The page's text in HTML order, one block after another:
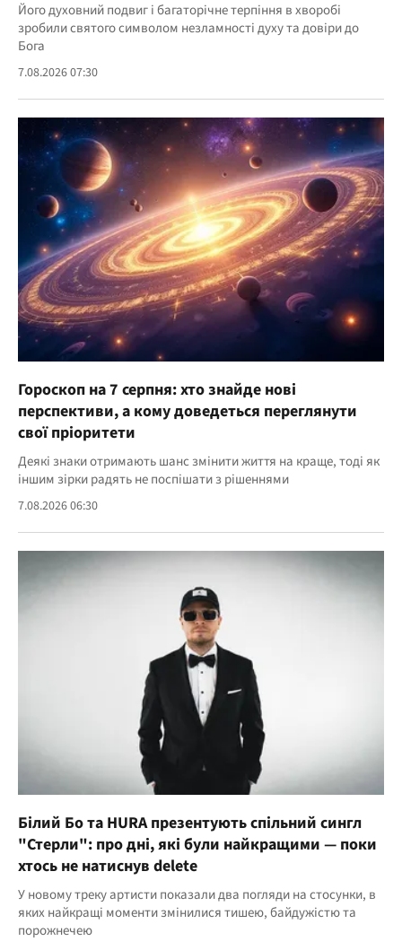
Його духовний подвиг і багаторічне терпіння в хворобі
зробили святого символом незламності духу та довіри до
Бога
7.08.2026 07:30
Гороскоп на 7 серпня: хто знайде нові
перспективи, а кому доведеться переглянути
свої пріоритети
Деякі знаки отримають шанс змінити життя на краще, тоді як
іншим зірки радять не поспішати з рішеннями
7.08.2026 06:30
Білий Бо та HURA презентують спільний сингл
"Стерли": про дні, які були найкращими — поки
хтось не натиснув delete
У новому треку артисти показали два погляди на стосунки, в
яких найкращі моменти змінилися тишею, байдужістю та
порожнечею